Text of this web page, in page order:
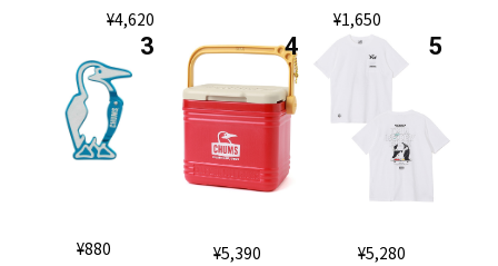
¥4,620 ¥1,650
¥880 ¥5,390 ¥5,280